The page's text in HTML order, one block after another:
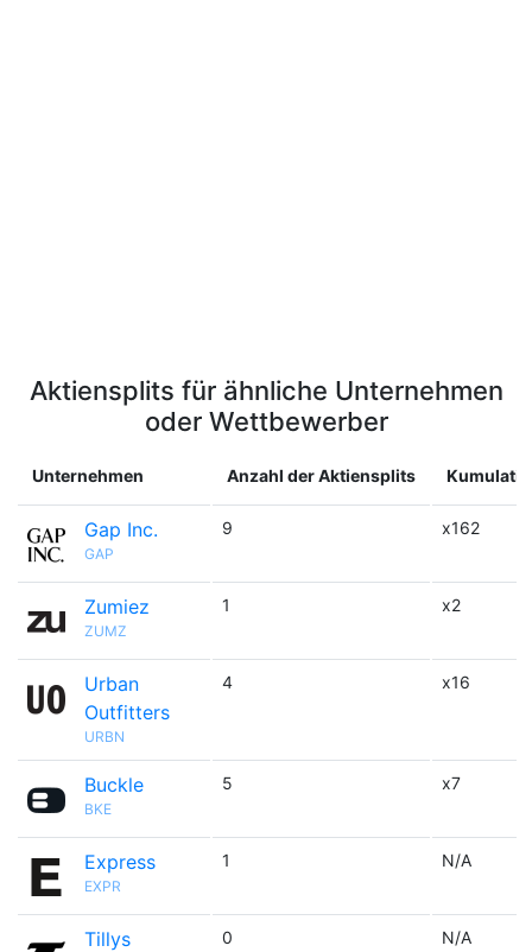
Aktiensplits für ähnliche Unternehmen
oder Wettbewerber
Unternehmen Anzahl der Aktiensplits
Gap Inc.
GAP
9 x162
Zumiez
ZUMZ
1 x2
Urban
Outfitters
URBN
4 x16
Buckle
BKE
5 x7
Express
EXPR
1 N/A
Tillys 0 N/A